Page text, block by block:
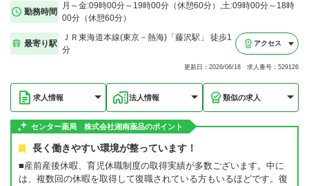
勤務時間
月～金:09時00分～19時00分（休憩60分）,土:09時00分～18時
00分（休憩60分）
最寄り駅
ＪＲ東海道本線(東京－熱海)「藤沢駅」 徒歩1
分
アクセス
更新日：2026/06/18 求人番号：529126
求人情報 法人情報 類似の求人
センター薬局 株式会社湘南薬品のポイント
長く働きやすい環境が整っています！
■産前産後休暇、育児休職制度の取得実績が多数ございます。中に
は、複数回の休暇を取得して復職されている方もいるほどです。復